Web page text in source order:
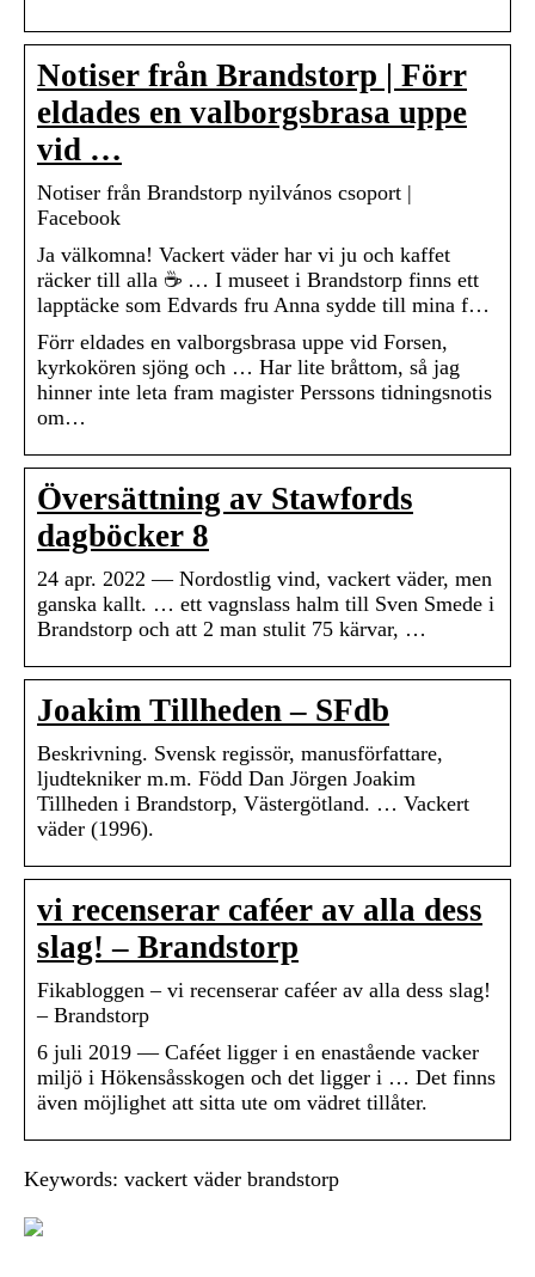
Notiser från Brandstorp | Förr
eldades en valborgsbrasa uppe
vid …
Notiser från Brandstorp nyilvános csoport |
Facebook
Ja välkomna! Vackert väder har vi ju och kaffet
räcker till alla ☕ … I museet i Brandstorp finns ett
lapptäcke som Edvards fru Anna sydde till mina f…
Förr eldades en valborgsbrasa uppe vid Forsen,
kyrkokören sjöng och … Har lite bråttom, så jag
hinner inte leta fram magister Perssons tidningsnotis
om…
Översättning av Stawfords
dagböcker 8
24 apr. 2022 — Nordostlig vind, vackert väder, men
ganska kallt. … ett vagnslass halm till Sven Smede i
Brandstorp och att 2 man stulit 75 kärvar, …
Joakim Tillheden – SFdb
Beskrivning. Svensk regissör, manusförfattare,
ljudtekniker m.m. Född Dan Jörgen Joakim
Tillheden i Brandstorp, Västergötland. … Vackert
väder (1996).
vi recenserar caféer av alla dess
slag! – Brandstorp
Fikabloggen – vi recenserar caféer av alla dess slag!
– Brandstorp
6 juli 2019 — Caféet ligger i en enastående vacker
miljö i Hökensåsskogen och det ligger i … Det finns
även möjlighet att sitta ute om vädret tillåter.
Keywords: vackert väder brandstorp